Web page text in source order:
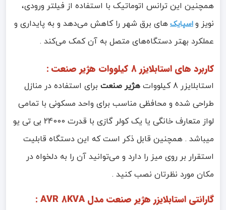
همچنین این ترانس اتوماتیک با استفاده از فیلتر ورودی،
نویز و اسپایک‌ های برق شهر را کاهش می‌دهد و به پایداری و
عملکرد بهتر دستگاه‌های متصل به آن کمک می‌کند .
کاربرد های استابلایزر 8 کیلووات هژیر صنعت :
استابلایزر 8 کیلووات هژیر صنعت برای استفاده در منازل
طراحی شده و محافظی مناسب برای واحد مسکونی با تمامی
لواز متعارف خانگی یا یک کولر گازی با قدرت 24000 بی تی یو
میباشد . همچنین قابل ذکر است که این دستگاه قابلیت
استقرار بر روی میز را دارد و می‌توانید آن را به دلخواه در
مکان مورد نظرتان نصب کنید .
گارانتی استابلایزر هژیر صنعت مدل AVR 8KVA :